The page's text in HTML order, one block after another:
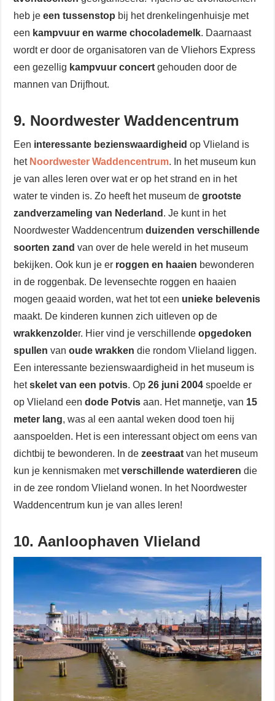
heb jeeen tussenstop bij het drenkelingenhuisje met
een kampvuur en warme chocolademelk. Daarnaast
wordt er door de organisatoren van de Vliehors Express
een gezellig kampvuur concert gehouden door de
mannen van Drijfhout.
9. Noordwester Waddencentrum
Een interessante bezienswaardigheid op Vlieland is
het Noordwester Waddencentrum. In het museum kun
je van alles leren over wat er op het strand en in het
water te vinden is. Zo heeft het museum degrootste
zandverzameling van Nederland . Je kunt in het
Noordwester Waddencentrumduizenden verschillende
soorten zand van over de hele wereld in het museum
bekijken. Ook kun je er roggen en haaien bewonderen
in de roggenbak. De levensechte roggen en haaien
mogen geaaid worden, wat het tot een unieke belevenis
maakt. De kinderen kunnen zich uitleven op de
wrakkenzolder. Hier vind je verschillendeopgedoken
spullen vanoude wrakken die rondom Vlieland liggen.
Een interessante bezienswaardigheid in het museum is
hetskelet van een potvis. Op26 juni 2004 spoelde er
op Vlieland eendode Potvis aan. Het mannetje, van 15
meter lang, was al een aantal weken dood toen hij
aanspoelden. Het is een interessant object om eens van
dichtbij te bewonderen. In dezeestraat van het museum
kun je kennismaken metverschillende waterdieren die
in de zee rondom Vlieland wonen. In het Noordwester
Waddencentrum kun je van alles leren!
10. Aanloophaven Vlieland